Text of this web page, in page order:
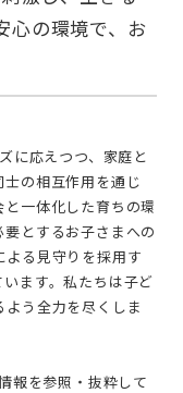
心の環境で、お
の相互作用を通じ
一体化した育ちの環
とするお子さまへの
る見守りを採用す
ます。私たちは子ど
う全力を尽くしま
報を参照・抜粋して